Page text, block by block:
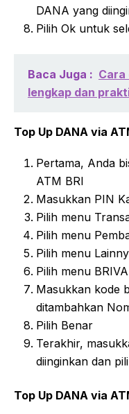
DANA yang
Pilih Ok untuk
Baca Juga :
lengkap dan
Top Up DANA via
Pertama, Anda
ATM BRI
Masukkan PIN
Pilih menu
Pilih menu
Pilih menu
Pilih menu BRIVA
Masukkan kode
ditambahkan
Pilih Benar
Terakhir,
diinginkan dan
Top Up DANA via